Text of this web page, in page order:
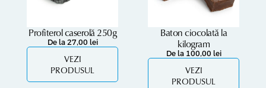
Profiterol caserolă 250g
De la 27,00 lei
VEZI
PRODUSUL
Baton ciocolată la
kilogram
De la 100,00 lei
VEZI
PRODUSUL